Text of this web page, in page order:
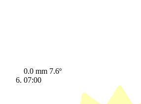
0.0 mm 7.6º
07:00